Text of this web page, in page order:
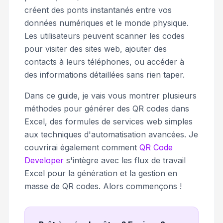
créent des ponts instantanés entre vos
données numériques et le monde physique.
Les utilisateurs peuvent scanner les codes
pour visiter des sites web, ajouter des
contacts à leurs téléphones, ou accéder à
des informations détaillées sans rien taper.
Dans ce guide, je vais vous montrer plusieurs
méthodes pour générer des QR codes dans
Excel, des formules de services web simples
aux techniques d'automatisation avancées. Je
couvrirai également comment QR Code
Developer s'intègre avec les flux de travail
Excel pour la génération et la gestion en
masse de QR codes. Alors commençons !